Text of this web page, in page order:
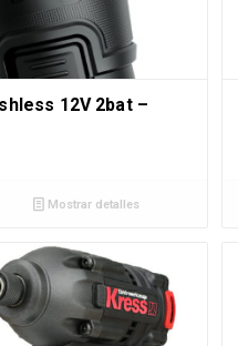
12V 2bat –
Mostrar detalles